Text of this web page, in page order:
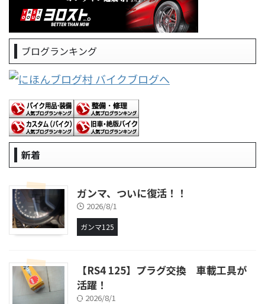
ブログランキング
新着
ガンマ、ついに復活！！
2026/8/1
ガンマ125
【RS4 125】プラグ交換 車載工具が
活躍！
2026/8/1